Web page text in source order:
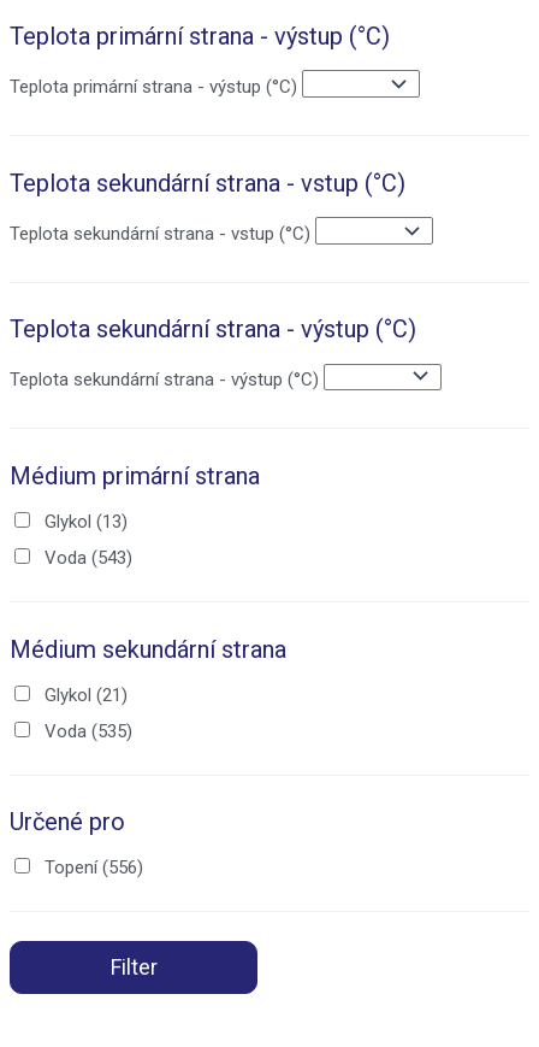
Teplota primární strana - výstup (°C)
Teplota primární strana - výstup (°C)
Teplota sekundární strana - vstup (°C)
Teplota sekundární strana - vstup (°C)
Teplota sekundární strana - výstup (°C)
Teplota sekundární strana - výstup (°C)
Médium primární strana
Glykol (13)
Voda (543)
Médium sekundární strana
Glykol (21)
Voda (535)
Určené pro
Topení(556)
Filter